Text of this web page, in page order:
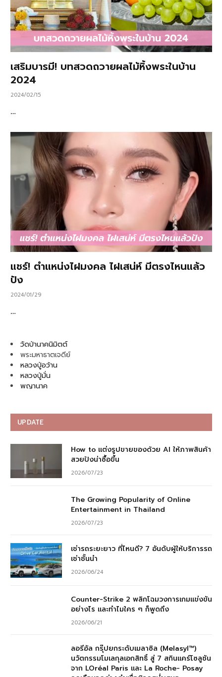
เสริมบารมี! บทสวดถวายผลไม้หิ้งพระในบ้าน
2024
2024/02/15
…
แชร์! ตำแหน่งไฝมงคล ไฝเสน่ห์ มีตรงไหนแล้ว
ปัง
2024/01/29
…
วัดป่านาคนิมิตต์
พระมหาธาตเจดีย์
หลวงปู่อว้าน
หลวงปู่มั่น
พญานาค
UPDATE
How to แต่งรูปขายของด้วย AI ให้ภาพสินค้า
สวยปังน่าซื้อขึ้น
2026/07/23
The Growing Popularity of Online
Entertainment in Thailand
2026/07/23
เช่ารถระยะยาว ที่ไหนดี? 7 อันดับผู้ให้บริการรถ
เช่าชั้นนำ
2026/06/24
Counter-Strike 2 พลิกโฉมวงการเกมแข่งขัน
อย่างไร และทำไมใคร ๆ ก็พูดถึง
2026/06/21
ลอรีอัล กรุ๊ปยกระดับเมลาซิล (Melasyl™)
นวัตกรรมโมเลกุลเอกสิทธิ์ สู่ 7 สกินแคร์โซลูชัน
จาก LOréal Paris และ La Roche- Posay